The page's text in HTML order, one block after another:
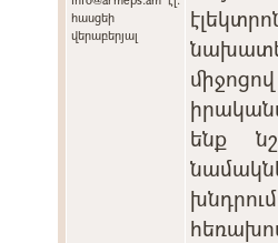
հասցեի
վերաբերյալ
ենք